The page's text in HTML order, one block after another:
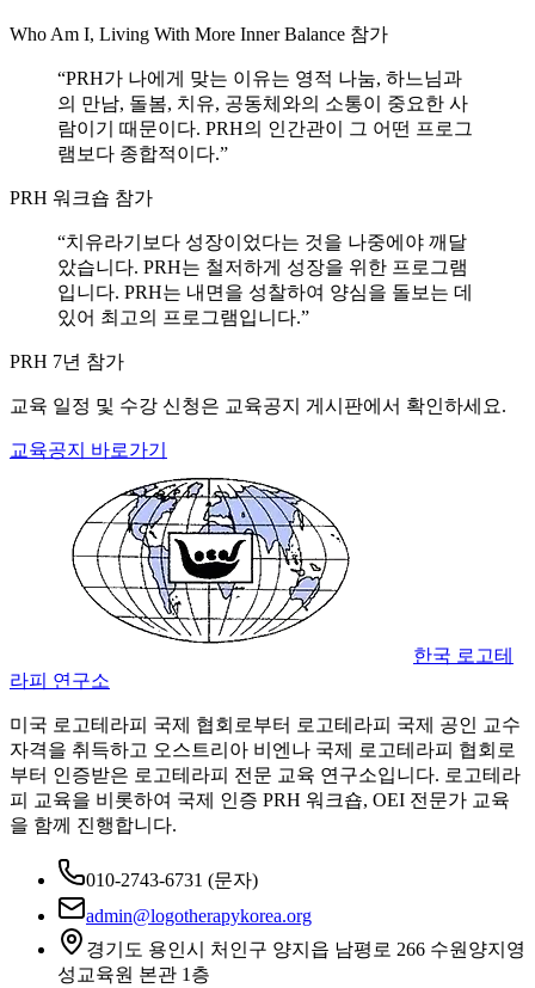
Who Am I, Living With More Inner Balance 참가
“PRH가 나에게 맞는 이유는 영적 나눔, 하느님과
의 만남, 돌봄, 치유, 공동체와의 소통이 중요한 사
람이기 때문이다. PRH의 인간관이 그 어떤 프로그
램보다 종합적이다.”
PRH 워크숍 참가
“치유라기보다 성장이었다는 것을 나중에야 깨달
았습니다. PRH는 철저하게 성장을 위한 프로그램
입니다. PRH는 내면을 성찰하여 양심을 돌보는 데
있어 최고의 프로그램입니다.”
PRH 7년 참가
교육 일정 및 수강 신청은 교육공지 게시판에서 확인하세요.
교육공지 바로가기
한국 로고테
라피 연구소
미국 로고테라피 국제 협회로부터 로고테라피 국제 공인 교수
자격을 취득하고 오스트리아 비엔나 국제 로고테라피 협회로
부터 인증받은 로고테라피 전문 교육 연구소입니다. 로고테라
피 교육을 비롯하여 국제 인증 PRH 워크숍, OEI 전문가 교육
을 함께 진행합니다.
010-2743-6731 (문자)
admin@logotherapykorea.org
경기도 용인시 처인구 양지읍 남평로 266 수원양지영
성교육원 본관 1층